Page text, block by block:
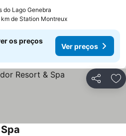
do Lago Genebra
de Station Montreux
os preços
Ver preços
Partilhar